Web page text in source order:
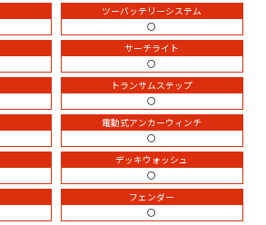
ツーバッテリーシステム
〇
サーチライト
〇
トランサムステップ
〇
電動式アンカーウィンチ
〇
デッキウォッシュ
〇
フェンダー
〇